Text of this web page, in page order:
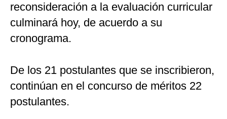
reconsideración a la evaluación curricular
culminará hoy, de acuerdo a su
cronograma.
De los 21 postulantes que se inscribieron,
continúan en el concurso de méritos 22
postulantes.